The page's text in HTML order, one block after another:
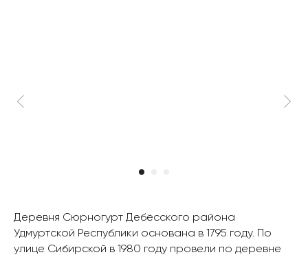
Деревня Сюрногурт Дебёсского района
Удмуртской Республики основана в 1795 году. По
улице Сибирской в 1980 году провели по деревне